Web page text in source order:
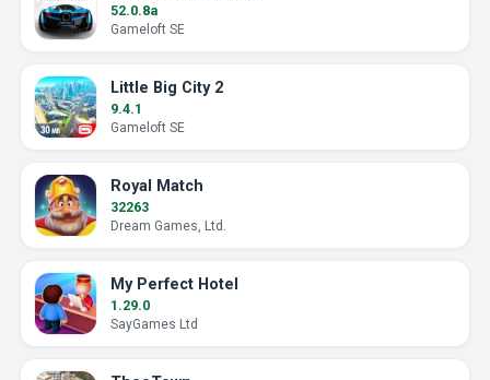
52.0.8a
Gameloft SE
Little Big City 2
9.4.1
Gameloft SE
Royal Match
32263
Dream Games, Ltd.
My Perfect Hotel
1.29.0
SayGames Ltd